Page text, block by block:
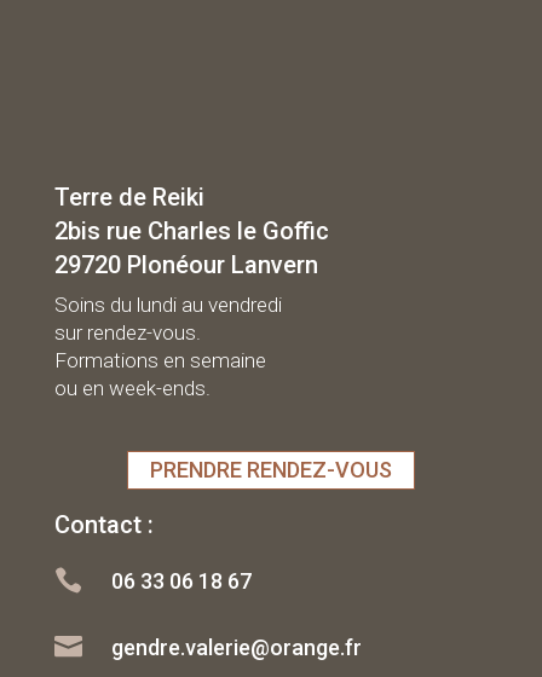
Terre de Reiki
2bis rue Charles le Goffic
29720 Plonéour Lanvern
Soins du lundi au vendredi
sur rendez-vous.
Formations en semaine
ou en week-ends.
PRENDRE RENDEZ-VOUS
Contact :
 06 33 06 18 67
 gendre.valerie@orange.fr